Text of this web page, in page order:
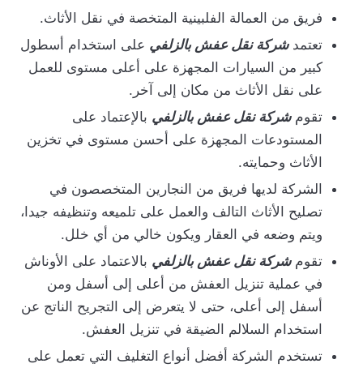
فريق من العمالة الفلبينية المتخصة في نقل الأثاث.
تعتمدشركة نقل عفش بالزلفي على استخدام أسطول
كبير من السيارات المجهزة على أعلى مستوى للعمل
على نقل الأثاث من مكان إلى آخر.
تقومشركة نقل عفش بالزلفي بالإعتماد على
المستودعات المجهزة على أحسن مستوى في تخزين
الأثاث وحمايته.
الشركة لديها فريق من النجارين المتخصصون في
تصليح الأثاث التالف والعمل على تلميعه وتنظيفه جيدا،
ويتم وضعه في العقار ويكون خالي من أي خلل.
تقومشركة نقل عفش بالزلفي بالاعتماد على الأوناش
في عملية تنزيل العفش من أعلى إلى أسفل ومن
أسفل إلى أعلى، حتى لا يتعرض إلى التجريح الناتج عن
استخدام السلالم الضيقة في تنزيل العفش.
تستخدم الشركة أفضل أنواع التغليف التي تعمل على